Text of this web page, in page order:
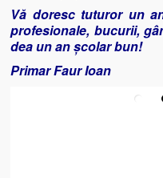
Vă doresc tuturor un
profesionale, bucurii,
dea un an școlar bun!
Primar Faur Ioan